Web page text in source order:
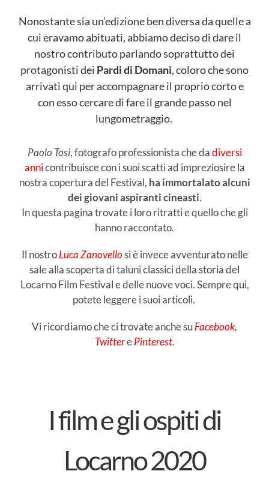
Nonostante sia un’edizione ben diversa da quelle a
cui eravamo abituati, abbiamo deciso di dare il
nostro contributo parlando soprattutto dei
protagonisti dei Pardi di Domani, coloro che sono
arrivati qui per accompagnare il proprio corto e
con esso cercare di fare il grande passo nel
lungometraggio.
Paolo Tosi, fotografo professionista che dadiversi
annicontribuisce con i suoi scatti ad impreziosire la
nostra copertura del Festival, ha immortalato alcuni
dei giovani aspiranti cineasti.
In questa pagina trovate i loro ritratti e quello che gli
hanno raccontato.
Il nostroLuca Zanovellosi è invece avventurato nelle
sale alla scoperta di taluni classici della storia del
Locarno Film Festival e delle nuove voci. Sempre qui,
potete leggere i suoi articoli.
Vi ricordiamo che ci trovate anche suFacebook,
TwitterePinterest.
I film e gli ospiti di
Locarno 2020